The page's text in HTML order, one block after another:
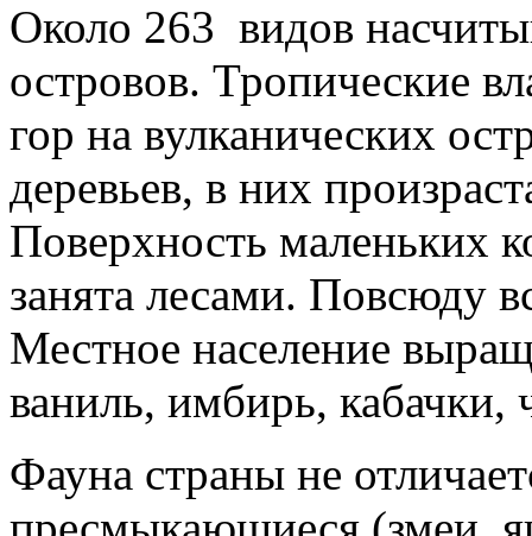
Около 263 видов
островов. Тропические
гор на вулканических
деревьев, в них
Поверхность маленьких
занята лесами. Повсюду
Местное население
ваниль, имбирь,
Фауна страны не